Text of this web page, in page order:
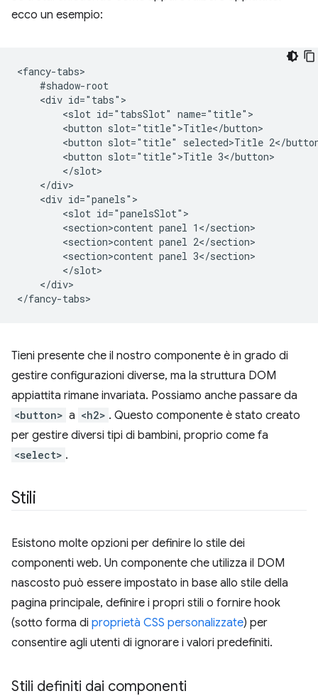
ecco un esempio:
<fancy-tabs>
    #shadow-root
    <div id="tabs">
        <slot id="tabsSlot" name="title">
        <button slot="title">Title</button>
<button slot="title" selected>Title 2</
        <button slot="title">Title 3</button>
        </slot>
    </div>
    <div id="panels">
        <slot id="panelsSlot">
        <section>content panel 1</section>
        <section>content panel 2</section>
        <section>content panel 3</section>
        </slot>
    </div>
Tieni presente che il nostro componente è in grado di
gestire configurazioni diverse, ma la struttura DOM
appiattita rimane invariata. Possiamo anche passare da
<button> a <h2> . Questo componente è stato creato
per gestire diversi tipi di bambini, proprio come fa
<select> .
Stili
Esistono molte opzioni per definire lo stile dei
componenti web. Un componente che utilizza il DOM
nascosto può essere impostato in base allo stile della
pagina principale, definire i propri stili o fornire hook
(sotto forma di proprietà CSS personalizzate) per
consentire agli utenti di ignorare i valori predefiniti.
Stili definiti dai componenti